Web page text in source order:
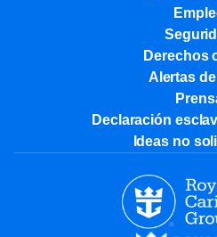
Derechos
Alertas
Declaración
Ideas no